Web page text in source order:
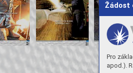
Žádost
Pro
apod.).